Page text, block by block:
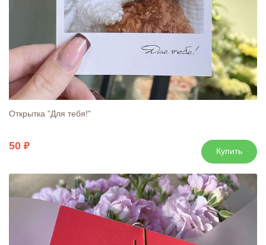
Открытка "Для тебя!"
50 Купить